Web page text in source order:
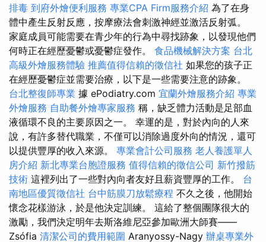
排毒 到府外燴便利服務 專業CPA Firm服務介紹 為了在身
體中產生反射反應，按摩療法會刺激神經並激活反射弧。
家庭成員可能需要在青少年的行為中尋找跡象，以發現他們
何時正在經歷憂鬱或憂鬱症發作。 食品機械解決方案 台北
高級外燴服務體驗 推薦值得信賴的徵信社 如果您的孩子正
在經歷憂鬱症並需要治療，以下是一些需要注意的跡象。
台北整復師專業 據 ePodiatry.com 宜蘭外燴服務介紹 專業
外燴服務 自助餐外燴專家服務 稱，缺乏體力活動是足部血
液循環不良的主要原因之一。 幸運的是，對於內向的人來
說，有許多替代職業，不僅可以消除過度外向的情況，還可
以提供豐厚的收入來源。 專業會計公司服務 老人養護單人
房介紹 新北專業台胞證服務 值得信賴的徵信公司 新竹撥筋
技術 這裡列出了一些對內向者友好且薪資豐厚的工作。 台
南地區優質徵信社 台中筋膜刀放鬆療程 不久之後，他開始
懷念花樣游泳，於是他決定訓練。 這給了整個團隊很大的
激勵，我們決定明年去斯洛維尼亞參加歐洲大師賽——
Zsófia 清潔公司的費用範圍 Aranyossy-Nagy 辦桌專業外